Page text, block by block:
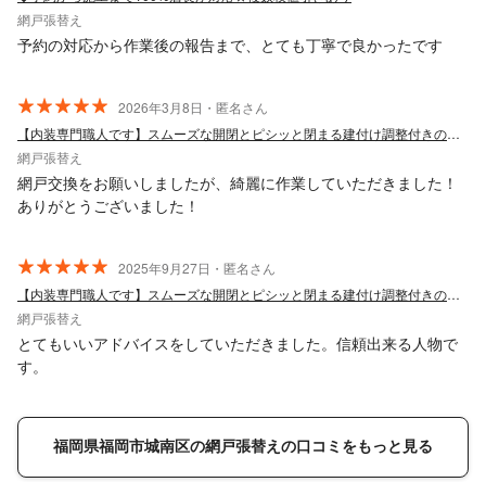
網戸張替え
予約の対応から作業後の報告まで、とても丁寧で良かったです
2026年3月8日・匿名さん
【内装専門職人です】スムーズな開閉とピシッと閉まる建付け調整付きの網戸張替えです
網戸張替え
網戸交換をお願いしましたが、綺麗に作業していただきました！
ありがとうございました！
2025年9月27日・匿名さん
【内装専門職人です】スムーズな開閉とピシッと閉まる建付け調整付きの網戸張替えです
網戸張替え
とてもいいアドバイスをしていただきました。信頼出来る人物で
す。
福岡県福岡市城南区の網戸張替えの口コミをもっと見る